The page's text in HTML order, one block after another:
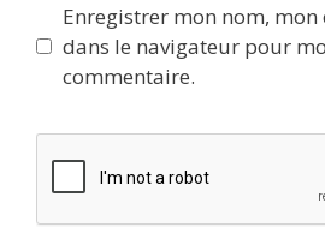
Enregistrer mon nom,
dans le navigateur pour
commentaire.